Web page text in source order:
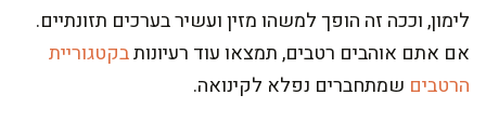
לימון, וככה זה הופך למשהו מזין ועשיר בערכים תזונתיים.
אם אתם אוהבים רטבים, תמצאו עוד רעיונותבקטגוריית
הרטבים שמתחברים נפלא לקינואה.